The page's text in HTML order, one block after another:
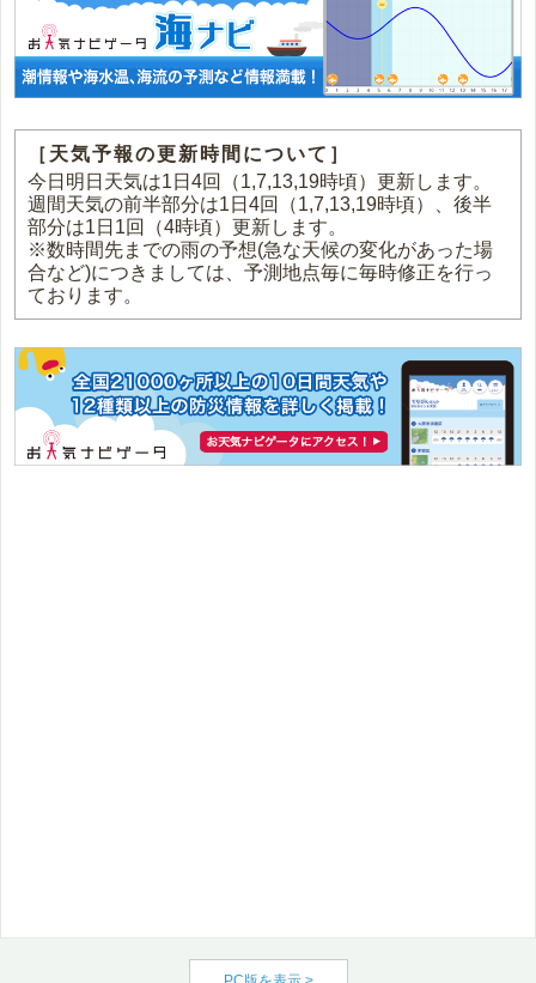
［天気予報の更新時間について］
今日明日天気は1日4回（1,7,13,19時頃）更新します。
週間天気の前半部分は1日4回（1,7,13,19時頃）、後半
部分は1日1回（4時頃）更新します。
※数時間先までの雨の予想(急な天候の変化があった場
合など)につきましては、予測地点毎に毎時修正を行っ
ております。